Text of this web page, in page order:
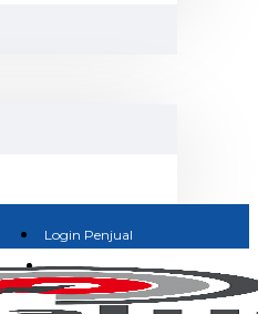
Login Penjual
Jadi Penjual